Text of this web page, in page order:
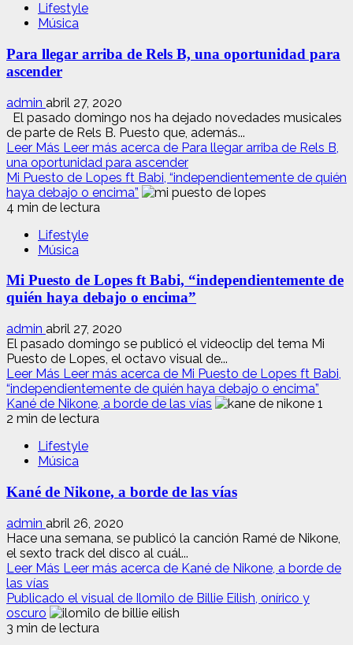
Lifestyle
Música
Para llegar arriba de Rels B, una oportunidad para
ascender
admin abril 27, 2020
El pasado domingo nos ha dejado novedades musicales
de parte de Rels B. Puesto que, además...
Leer Más Leer más acerca de Para llegar arriba de Rels B,
una oportunidad para ascender
Mi Puesto de Lopes ft Babi, “independientemente de quién
haya debajo o encima”
4 min de lectura
Lifestyle
Música
Mi Puesto de Lopes ft Babi, “independientemente de
quién haya debajo o encima”
admin abril 27, 2020
El pasado domingo se publicó el videoclip del tema Mi
Puesto de Lopes, el octavo visual de...
Leer Más Leer más acerca de Mi Puesto de Lopes ft Babi,
“independientemente de quién haya debajo o encima”
Kané de Nikone, a borde de las vías
2 min de lectura
Lifestyle
Música
Kané de Nikone, a borde de las vías
admin abril 26, 2020
Hace una semana, se publicó la canción Ramé de Nikone,
el sexto track del disco al cuál...
Leer Más Leer más acerca de Kané de Nikone, a borde de
las vías
Publicado el visual de Ilomilo de Billie Eilish, onírico y
oscuro
3 min de lectura